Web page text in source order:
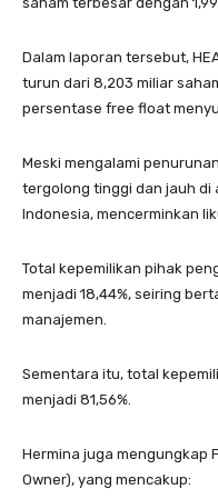
Dalam laporan tersebut,
turun dari 8,203 miliar
persentase free float
Meski mengalami
tergolong tinggi dan jauh di
Indonesia, mencerminkan
Total kepemilikan pihak
menjadi 18,44%, seiring
manajemen.
Sementara itu, total
menjadi 81,56%.
Hermina juga mengungkap
Owner), yang mencakup: